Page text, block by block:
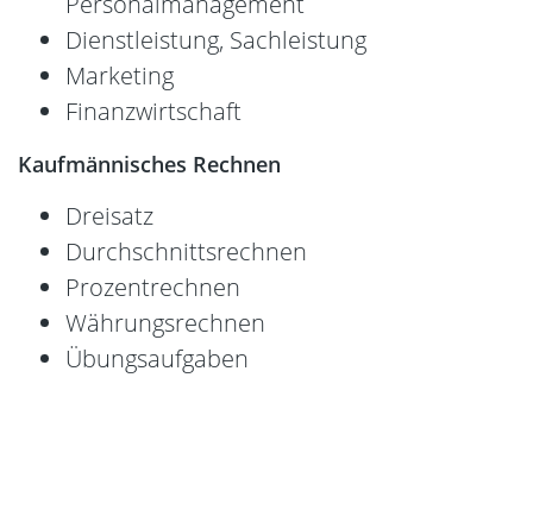
Dienstleistung, Sachleistung
Marketing
Finanzwirtschaft
Kaufmännisches Rechnen
Dreisatz
Durchschnittsrechnen
Prozentrechnen
Währungsrechnen
Übungsaufgaben